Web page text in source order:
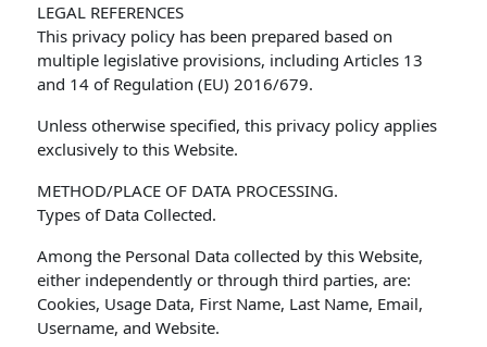
LEGAL REFERENCES
This privacy policy has been prepared based on
multiple legislative provisions, including Articles 13
and 14 of Regulation (EU) 2016/679.
Unless otherwise specified, this privacy policy applies
exclusively to this Website.
METHOD/PLACE OF DATA PROCESSING.
Types of Data Collected.
Among the Personal Data collected by this Website,
either independently or through third parties, are:
Cookies, Usage Data, First Name, Last Name, Email,
Username, and Website.